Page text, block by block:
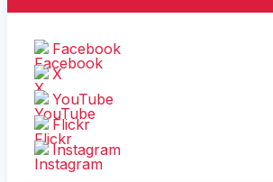
Facebook
X
YouTube
Flickr
Instagram